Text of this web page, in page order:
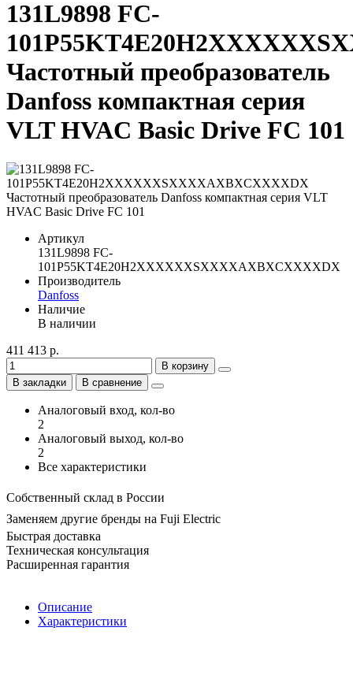
131L9898 FC-
Частотный преобразователь
Danfoss компактная серия
VLT HVAC Basic Drive FC 101
Артикул
131L9898 FC-
101P55KT4E20H2XXXXXXSXXXXAXBXCXXXXDX
Производитель
Danfoss
Наличие
В наличии
411 413 р.
В корзину
В закладки
В сравнение
Аналоговый вход, кол-во
2
Аналоговый выход, кол-во
2
Все характеристики
Собственный склад в России
Заменяем другие бренды на Fuji Electric
Быстрая доставка
Техническая консультация
Расширенная гарантия
Описание
Характеристики